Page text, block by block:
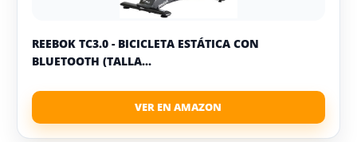
REEBOK TC3.0 - BICICLETA ESTÁTICA CON
BLUETOOTH (TALLA...